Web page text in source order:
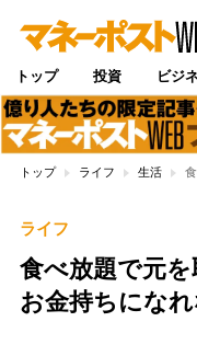
トップ 投資 ビジ
トップ ライフ 生活
ライフ
食べ放題で元
お金持ちになれ